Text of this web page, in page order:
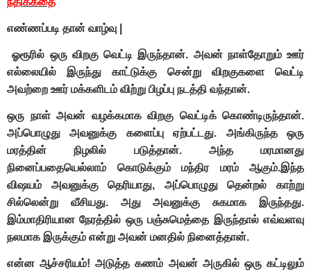
எண்ணப்படி தான் வாழ்வு |
ஓரூரில் ஒரு விறகு வெட்டி இருந்தான். அவன் நாள்தோறும் ஊர்
எல்லையில் இருந்து காட்டுக்கு சென்று விறகுகளை வெட்டி
அவற்றை ஊர் மக்களிடம் விற்று பிழப்பு நடத்தி வந்தான்.
ஒரு நாள் அவன் வழக்கமாக விறகு வெட்டிக் கொண்டிருந்தான்.
அப்பொழுது அவனுக்கு களைப்பு ஏற்பட்டது. அங்கிருந்த ஒரு
மரத்தின் நிழலில் படுத்தான். அந்த மரமானது
நினைப்பதையெல்லாம் கொடுக்கும் மந்திர மரம் ஆகும்.இந்த
விஷயம் அவனுக்கு தெரியாது, அப்பொழுது தென்றல் காற்று
சில்லென்று வீசியது. அது அவனுக்கு சுகமாக இருந்தது.
இம்மாதிரியான நேரத்தில் ஒரு பஞ்சுமெத்தை இருந்தால் எவ்வளவு
நலமாக இருக்கும் என்று அவன் மனதில் நினைத்தான்.
என்ன ஆச்சரியம்! அடுத்த கணம் அவன் அருகில் ஒரு கட்டிலும்